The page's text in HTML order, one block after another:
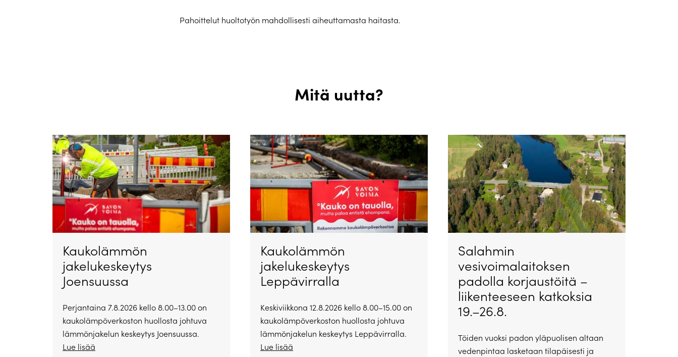
Pahoittelut huoltotyön mahdollisesti aiheuttamasta haitasta.
Mitä uutta?
Kaukolämmön
jakelukeskeytys
Joensuussa
Perjantaina 7.8.2026 kello 8.00–13.00 on
kaukolämpöverkoston huollosta johtuva
lämmönjakelun keskeytys Joensuussa.
Lue lisää
Kaukolämmön
jakelukeskeytys
Leppävirralla
Keskiviikkona 12.8.2026 kello 8.00–15.00 on
kaukolämpöverkoston huollosta johtuva
lämmönjakelun keskeytys Leppävirralla.
Lue lisää
Salahmin
vesivoimalaitoksen
padolla korjaustöitä –
liikenteeseen katkoksia
19.–26.8.
Töiden vuoksi padon yläpuolisen altaan
vedenpintaa lasketaan tilapäisesti ja